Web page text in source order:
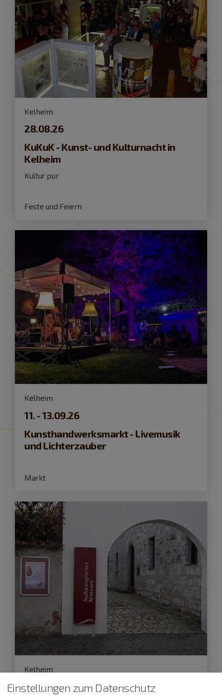
Kelheim
28.08.26
KuKuK - Kunst- und Kulturnacht in
Kelheim
Kultur pur
Feste und Feiern
Kelheim
11. - 13.09.26
Kunsthandwerksmarkt - Livemusik
und Lichterzauber
Markt
Kelheim
13.09.26
Einstellungen zum Datenschutz